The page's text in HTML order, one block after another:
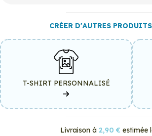
CRÉER D'AUTRES
T-SHIRT PERSONNALISÉ
Livraison à 2,90 € estimée